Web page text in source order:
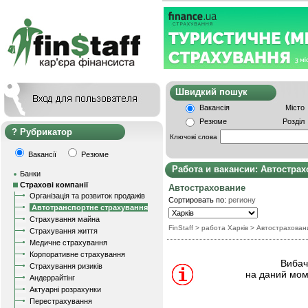
Рубрикатор
Вакансії Резюме
Банки
Страхові компанії
Організація та розвиток продажів
Автотранспортне страхування
Страхування майна
Страхування життя
Медичне страхування
Корпоративне страхування
Страхування ризиків
Андеррайтінг
Актуарні розрахунки
Перестрахування
Швидкий
Вакансія
Місто
Резюме
Розділ
Ключові слова
Работа и вакансии:
Автострахование
Сортировать по: региону
FinStaff > работа Харків >
на даний